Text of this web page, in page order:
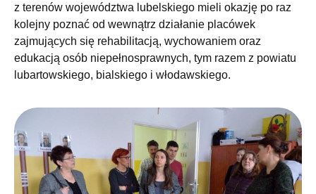
z terenów województwa lubelskiego mieli okazję po raz
kolejny poznać od wewnątrz działanie placówek
zajmujących się rehabilitacją, wychowaniem oraz
edukacją osób niepełnosprawnych, tym razem z powiatu
lubartowskiego, bialskiego i włodawskiego.